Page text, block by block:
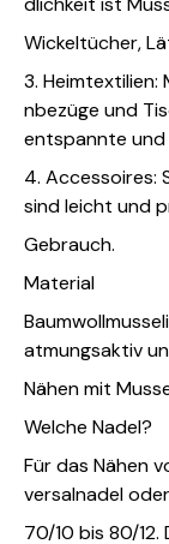
Wickeltücher,
3. Heimtextilien:
nbezüge und
entspannte und
4. Accessoires:
sind leicht und
Gebrauch.
Material
atmungsaktiv
Nähen mit
Welche Nadel?
Für das Nähen
versalnadel
70/10 bis 80/12.